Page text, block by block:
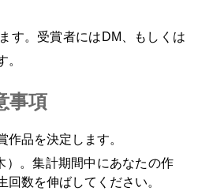
す。受賞者にはDM、もしくは
。
事項
作品を決定します。
）。集計期間中にあなたの作
回数を伸ばしてください。